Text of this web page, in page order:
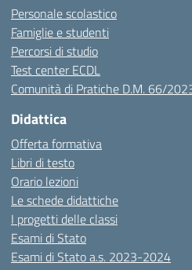
Personale scolastico
Famiglie e studenti
Percorsi di studio
Test center ECDL
Comunità di Pratiche D.M. 66/
Didattica
Offerta formativa
Libri di testo
Orario lezioni
Le schede didattiche
I progetti delle classi
Esami di Stato
Esami di Stato a.s. 2023-2024